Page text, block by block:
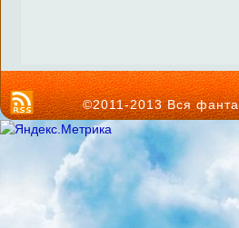
©2011-2013 Вся